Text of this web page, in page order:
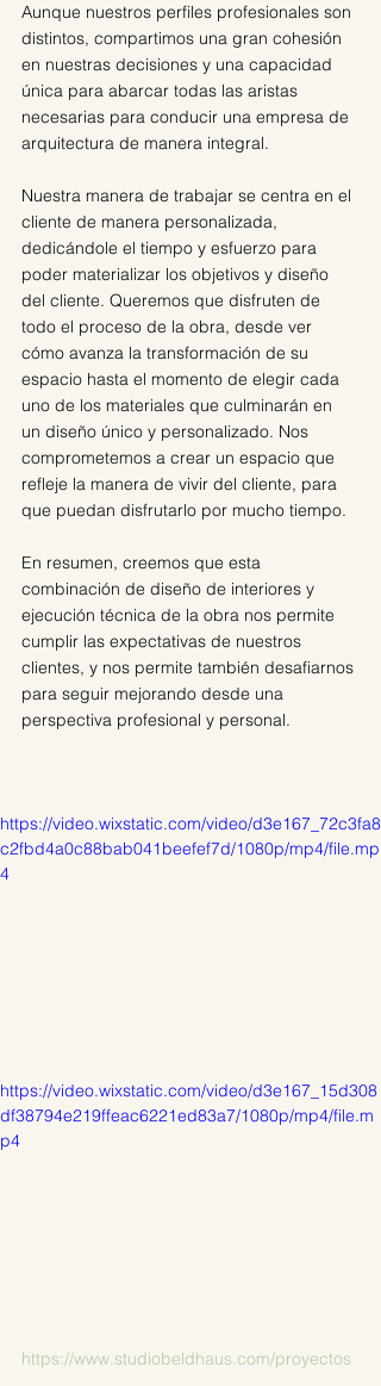
Aunque nuestros perfiles profesionales son
distintos, compartimos una gran cohesión
en nuestras decisiones y una capacidad
única para abarcar todas las aristas
necesarias para conducir una empresa de
arquitectura de manera integral.
Nuestra manera de trabajar se centra en el
cliente de manera personalizada,
dedicándole el tiempo y esfuerzo para
poder materializar los objetivos y diseño
del cliente. Queremos que disfruten de
todo el proceso de la obra, desde ver
cómo avanza la transformación de su
espacio hasta el momento de elegir cada
uno de los materiales que culminarán en
un diseño único y personalizado. Nos
comprometemos a crear un espacio que
refleje la manera de vivir del cliente, para
que puedan disfrutarlo por mucho tiempo.
En resumen, creemos que esta
combinación de diseño de interiores y
ejecución técnica de la obra nos permite
cumplir las expectativas de nuestros
clientes, y nos permite también desafiarnos
para seguir mejorando desde una
perspectiva profesional y personal.
https://video.wixstatic.com/video/d3e167_72c3fa8
c2fbd4a0c88bab041beefef7d/1080p/mp4/file.mp
4
https://video.wixstatic.com/video/d3e167_15d308
df38794e219ffeac6221ed83a7/1080p/mp4/file.m
p4
https://www.studiobeldhaus.com/proyectos